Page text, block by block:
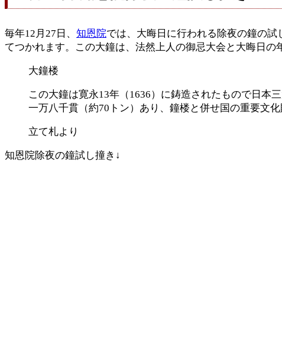
毎年12月27日、 知恩院では、大晦日に行われる除夜の鐘の試
てつかれます。この大鐘は、法然上人の御忌大会と大晦日の
大鐘楼
この大鐘は寛永13年（1636）に鋳造されたもので日本
一万八千貫（約70トン）あり、鐘楼と併せ国の重要文
立て札より
知恩院除夜の鐘試し撞き↓